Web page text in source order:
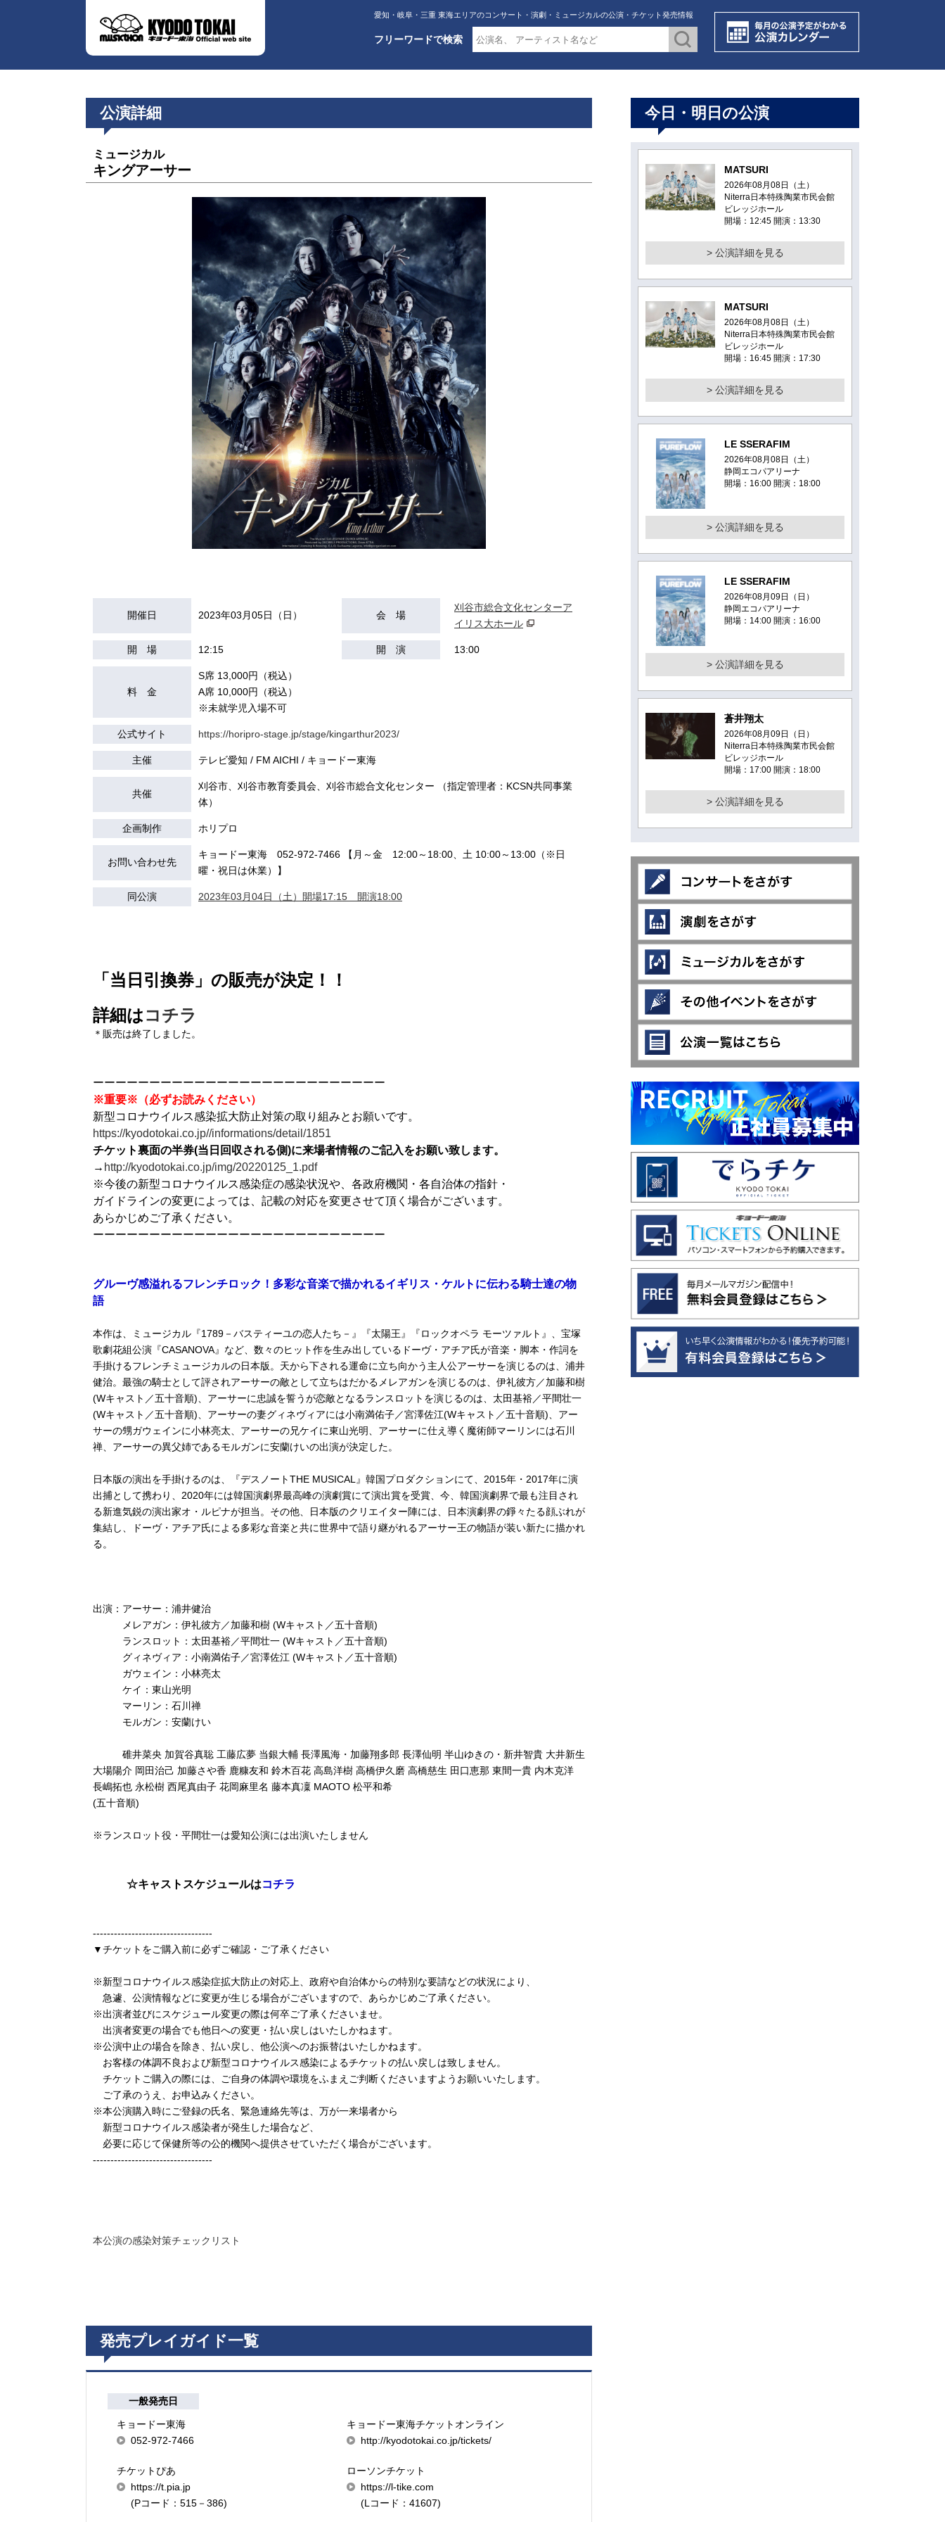
愛知・岐阜・三重 東海エリアのコンサート・演劇・ミュージカルの公演・チケット発売情報
フリーワードで検索
公演詳細
ミュージカル
キングアーサー
開催日 2023年03月05日（日） 会 場
刈谷市総合文化センターア
イリス大ホール
開 場 12:15 開 演 13:00
料 金
S席 13,000円（税込）
A席 10,000円（税込）
※未就学児入場不可
公式サイト https://horipro-stage.jp/stage/kingarthur2023/
主催 テレビ愛知 / FM AICHI / キョードー東海
共催
刈谷市、刈谷市教育委員会、刈谷市総合文化センター （指定管理者：KCSN共同事業
体）
企画制作 ホリプロ
お問い合わせ先
キョードー東海 052-972-7466 【月～金 12:00～18:00、土 10:00～13:00（※日
曜・祝日は休業）】
同公演 2023年03月04日（土）開場17:15 開演18:00
「当日引換券」の販売が決定！！
詳細はコチラ
＊販売は終了しました。
ーーーーーーーーーーーーーーーーーーーーーーーーーー
※重要※（必ずお読みください）
新型コロナウイルス感染拡大防止対策の取り組みとお願いです。
https://kyodotokai.co.jp//informations/detail/1851
チケット裏面の半券(当日回収される側)に来場者情報のご記入をお願い致します。
→ http://kyodotokai.co.jp/img/20220125_1.pdf
※今後の新型コロナウイルス感染症の感染状況や、各政府機関・各自治体の指針・
ガイドラインの変更によっては、記載の対応を変更させて頂く場合がございます。
あらかじめご了承ください。
ーーーーーーーーーーーーーーーーーーーーーーーーーー
グルーヴ感溢れるフレンチロック！多彩な音楽で描かれるイギリス・ケルトに伝わる騎士達の物
語
本作は、ミュージカル『1789－バスティーユの恋人たち－』『太陽王』『ロックオペラ モーツァルト』、宝塚
歌劇花組公演『CASANOVA』など、数々のヒット作を生み出しているドーヴ・アチア氏が音楽・脚本・作詞を
手掛けるフレンチミュージカルの日本版。天から下される運命に立ち向かう主人公アーサーを演じるのは、浦井
健治。最強の騎士として評されアーサーの敵として立ちはだかるメレアガンを演じるのは、伊礼彼方／加藤和樹
(Wキャスト／五十音順)、アーサーに忠誠を誓うが恋敵となるランスロットを演じるのは、太田基裕／平間壮一
(Wキャスト／五十音順)、アーサーの妻グィネヴィアには小南満佑子／宮澤佐江(Wキャスト／五十音順)、アー
サーの甥ガウェインに小林亮太、アーサーの兄ケイに東山光明、アーサーに仕え導く魔術師マーリンには石川
禅、アーサーの異父姉であるモルガンに安蘭けいの出演が決定した。
日本版の演出を手掛けるのは、『デスノートTHE MUSICAL』韓国プロダクションにて、2015年・2017年に演
出捕として携わり、2020年には韓国演劇界最高峰の演劇賞にて演出賞を受賞、今、韓国演劇界で最も注目され
る新進気鋭の演出家オ・ルピナが担当。その他、日本版のクリエイター陣には、日本演劇界の錚々たる顔ぶれが
集結し、ドーヴ・アチア氏による多彩な音楽と共に世界中で語り継がれるアーサー王の物語が装い新たに描かれ
る。
出演：アーサー：浦井健治
メレアガン：伊礼彼方／加藤和樹 (Wキャスト／五十音順)
ランスロット：太田基裕／平間壮一 (Wキャスト／五十音順)
グィネヴィア：小南満佑子／宮澤佐江 (Wキャスト／五十音順)
ガウェイン：小林亮太
ケイ：東山光明
マーリン：石川禅
モルガン：安蘭けい
碓井菜央 加賀谷真聡 工藤広夢 当銀大輔 長澤風海・加藤翔多郎 長澤仙明 半山ゆきの・新井智貴 大井新生
大場陽介 岡田治己 加藤さや香 鹿糠友和 鈴木百花 高島洋樹 高橋伊久磨 高橋慈生 田口恵那 東間一貴 内木克洋
長嶋拓也 永松樹 西尾真由子 花岡麻里名 藤本真凜 MAOTO 松平和希
(五十音順)
※ランスロット役・平間壮一は愛知公演には出演いたしません
☆キャストスケジュールはコチラ
----------------------------------
▼チケットをご購入前に必ずご確認・ご了承ください
※新型コロナウイルス感染症拡大防止の対応上、政府や自治体からの特別な要請などの状況により、
急遽、公演情報などに変更が生じる場合がございますので、あらかじめご了承ください。
※出演者並びにスケジュール変更の際は何卒ご了承くださいませ。
出演者変更の場合でも他日への変更・払い戻しはいたしかねます。
※公演中止の場合を除き、払い戻し、他公演へのお振替はいたしかねます。
お客様の体調不良および新型コロナウイルス感染によるチケットの払い戻しは致しません。
チケットご購入の際には、ご自身の体調や環境をふまえご判断くださいますようお願いいたします。
ご了承のうえ、お申込みください。
※本公演購入時にご登録の氏名、緊急連絡先等は、万が一来場者から
新型コロナウイルス感染者が発生した場合など、
必要に応じて保健所等の公的機関へ提供させていただく場合がございます。
----------------------------------
本公演の感染対策チェックリスト
発売プレイガイド一覧
一般発売日
キョードー東海
052-972-7466
キョードー東海チケットオンライン
http://kyodotokai.co.jp/tickets/
チケットぴあ
https://t.pia.jp
(Pコード：515－386)
ローソンチケット
https://l-tike.com
(Lコード：41607)
今日・明日の公演
MATSURI
2026年08月08日（土）
Niterra日本特殊陶業市民会館
ビレッジホール
開場：12:45 開演：13:30
> 公演詳細を見る
MATSURI
2026年08月08日（土）
Niterra日本特殊陶業市民会館
ビレッジホール
開場：16:45 開演：17:30
> 公演詳細を見る
LE SSERAFIM
2026年08月08日（土）
静岡エコパアリーナ
開場：16:00 開演：18:00
> 公演詳細を見る
LE SSERAFIM
2026年08月09日（日）
静岡エコパアリーナ
開場：14:00 開演：16:00
> 公演詳細を見る
蒼井翔太
2026年08月09日（日）
Niterra日本特殊陶業市民会館
ビレッジホール
開場：17:00 開演：18:00
> 公演詳細を見る